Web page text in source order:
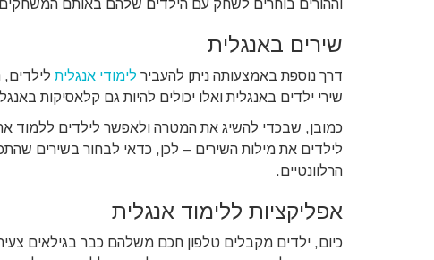
וההורים בוחרים לשחק עם הילדים שלהם באותם המשחקים
שירים באנגלית
דרך נוספת באמצעותה ניתן להעביר לימודי אנגלית לילדים,
שירי ילדים באנגלית ואלו יכולים להיות גם קלאסיקות
כמובן, שבכדי להשיג את המטרה ולאפשר לילדים ללמוד
לילדים את מילות השירים – לכן, כדאי לבחור בשירים
הרלוונטיים.
אפליקציות ללימוד אנגלית
כיום, ילדים מקבלים טלפון חכם משלהם כבר בגילאים